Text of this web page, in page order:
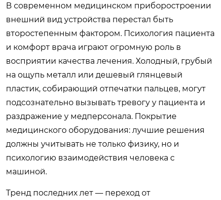
В современном медицинском приборостроении
внешний вид устройства перестал быть
второстепенным фактором. Психология пациента
и комфорт врача играют огромную роль в
восприятии качества лечения. Холодный, грубый
на ощупь металл или дешевый глянцевый
пластик, собирающий отпечатки пальцев, могут
подсознательно вызывать тревогу у пациента и
раздражение у медперсонала. Покрытие
медицинского оборудования: лучшие решения
должны учитывать не только физику, но и
психологию взаимодействия человека с
машиной.
Тренд последних лет — переход от